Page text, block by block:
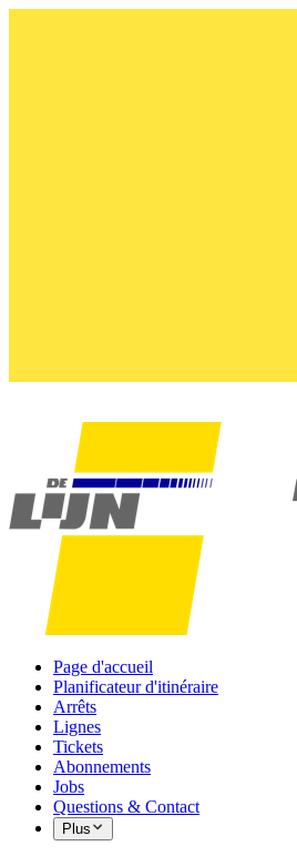
Page d'accueil
Planificateur d'itinéraire
Arrêts
Lignes
Tickets
Abonnements
Jobs
Questions & Contact
Plus